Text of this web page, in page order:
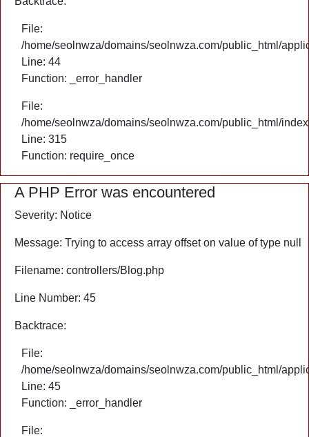
File:
/home/seolnwza/domains/seolnwza.com/public_html/
Line: 44
Function: _error_handler
File:
/home/seolnwza/domains/seolnwza.com/public_html/
Line: 315
Function: require_once
A PHP Error was encountered
Severity: Notice
Message: Trying to access array offset on value of type null
Filename: controllers/Blog.php
Line Number: 45
Backtrace:
File:
/home/seolnwza/domains/seolnwza.com/public_html/
Line: 45
Function: _error_handler
File: